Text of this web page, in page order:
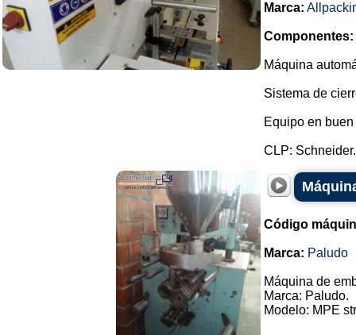
Marca:
Componentes:
Máquina
Sistema de
Equipo en
CLP:
Código
Marca: Paludo
Máquina de
Marca: Paludo.
Modelo: MPE